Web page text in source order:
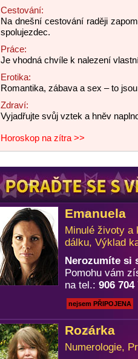
Cestování:
Na dnešní cestování raději
spolujezdec.
Práce:
Je vhodná chvíle k nalezení
Erotika:
Romantika, zábava a sex – to
Zdraví:
Vyjadřujte svůj vztek a hněv
Horoskop na zítra >>
Emanuela
Minulé životy a
dálku, Výklad
Nerozumíte si
Pomohu vám
na tel.: 906 704
nejsem PŘIPOJENA
Rozárka
Numerologie,